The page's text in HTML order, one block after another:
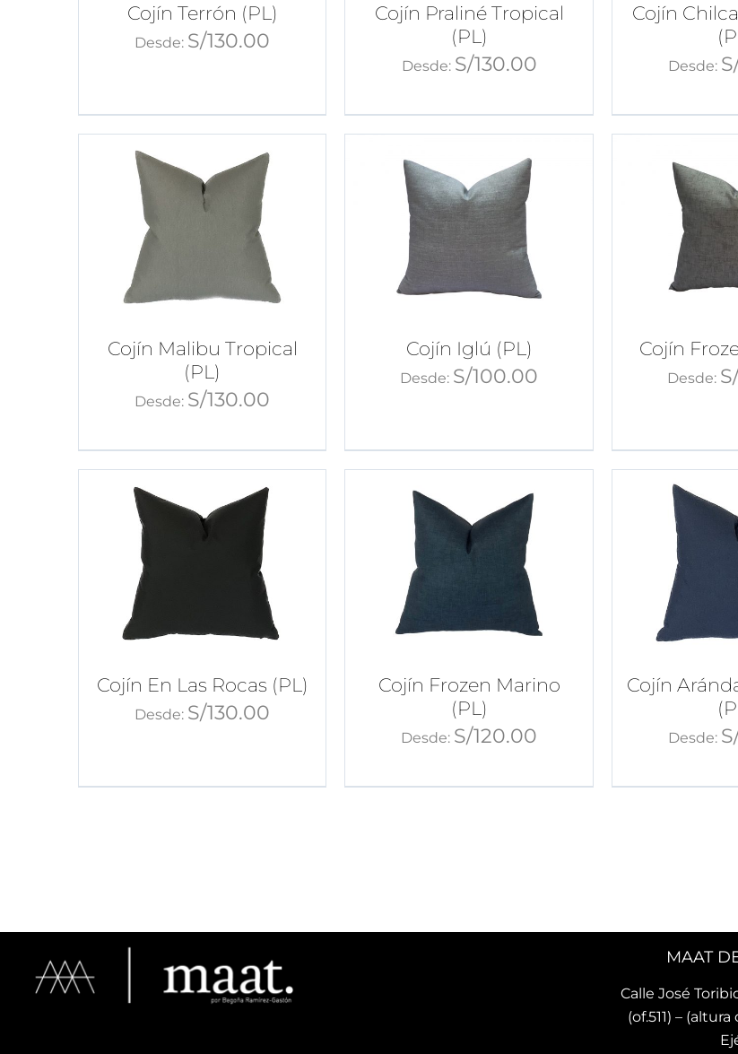
Cojín Terrón (PL)
Desde: S/130.00
Cojín Praliné Tropical
(PL)
Desde: S/130.00
Cojín
Desde:
Cojín Malibu Tropical
(PL)
Desde: S/130.00
Cojín Iglú (PL)
Desde: S/100.00
Cojín
Desde:
Cojín En Las Rocas (PL)
Desde: S/130.00
Cojín Frozen Marino
(PL)
Desde: S/120.00
Cojín
Desde:
MAAT
Calle José
(of.511) –